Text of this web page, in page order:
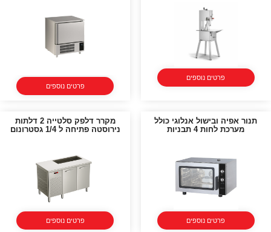
פרטים נוספים
פרטים נוספים
תנור אפיה ובישול אנלוגי כולל
מערכת לחות 4 תבניות
פרטים נוספים
מקרר דלפק סלטייה 2 דלתות
נירוסטה פתיחה ל 1/4 גסטרונום
פרטים נוספים